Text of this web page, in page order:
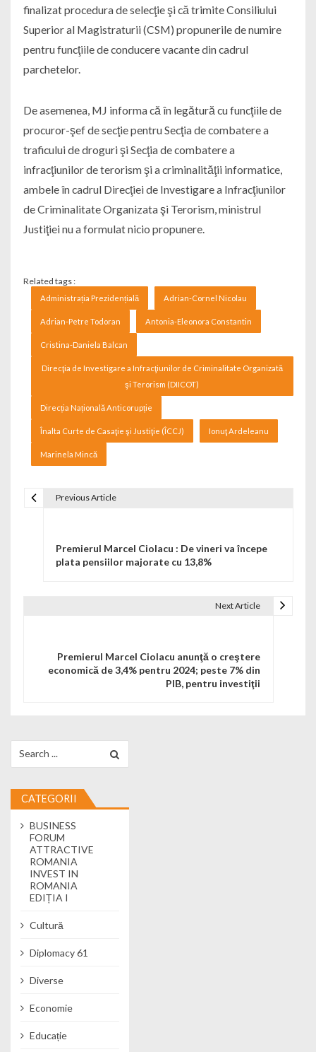
finalizat procedura de selecţie şi că trimite Consiliului
Superior al Magistraturii (CSM) propunerile de numire
pentru funcţiile de conducere vacante din cadrul
parchetelor.
De asemenea, MJ informa că în legătură cu funcţiile de
procuror-şef de secţie pentru Secţia de combatere a
traficului de droguri şi Secţia de combatere a
infracţiunilor de terorism şi a criminalităţii informatice,
ambele în cadrul Direcţiei de Investigare a Infracţiunilor
de Criminalitate Organizata şi Terorism, ministrul
Justiţiei nu a formulat nicio propunere.
Related tags :
Administrația Prezidențială Adrian-Cornel Nicolau
Adrian-Petre Todoran Antonia-Eleonora Constantin
Cristina-Daniela Balcan
Direcţia de Investigare a Infracţiunilor de Criminalitate Organizată
şi Terorism (DIICOT)
Direcția Națională Anticorupție
Înalta Curte de Casaţie şi Justiţie (ÎCCJ) Ionuţ Ardeleanu
Marinela Mincă
Previous Article
Premierul Marcel Ciolacu : De vineri va începe
plata pensiilor majorate cu 13,8%
Next Article
Premierul Marcel Ciolacu anunţă o creştere
economică de 3,4% pentru 2024; peste 7% din
PIB, pentru investiţii
CATEGORII
BUSINESS
FORUM
ATTRACTIVE
ROMANIA
INVEST IN
ROMANIA
EDIȚIA I
Cultură
Diplomacy 61
Diverse
Economie
Educație